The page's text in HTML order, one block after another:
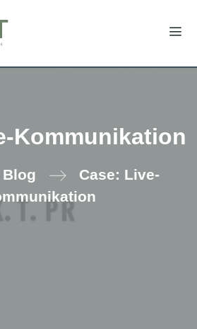
Kommunikation
Blog
Case: Live-